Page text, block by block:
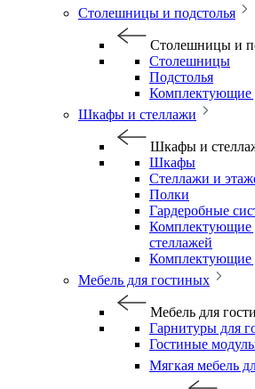
Столешницы и подстолья
Столешницы и
Столешницы
Подстолья
Комплектующие
Шкафы и стеллажи
Шкафы и
Шкафы
Стеллажи и
Полки
Гардеробные
Комплектующие
стеллажей
Комплектующие
Мебель для гостиных
Мебель для
Гарнитуры для
Гостиные
Мягкая мебель